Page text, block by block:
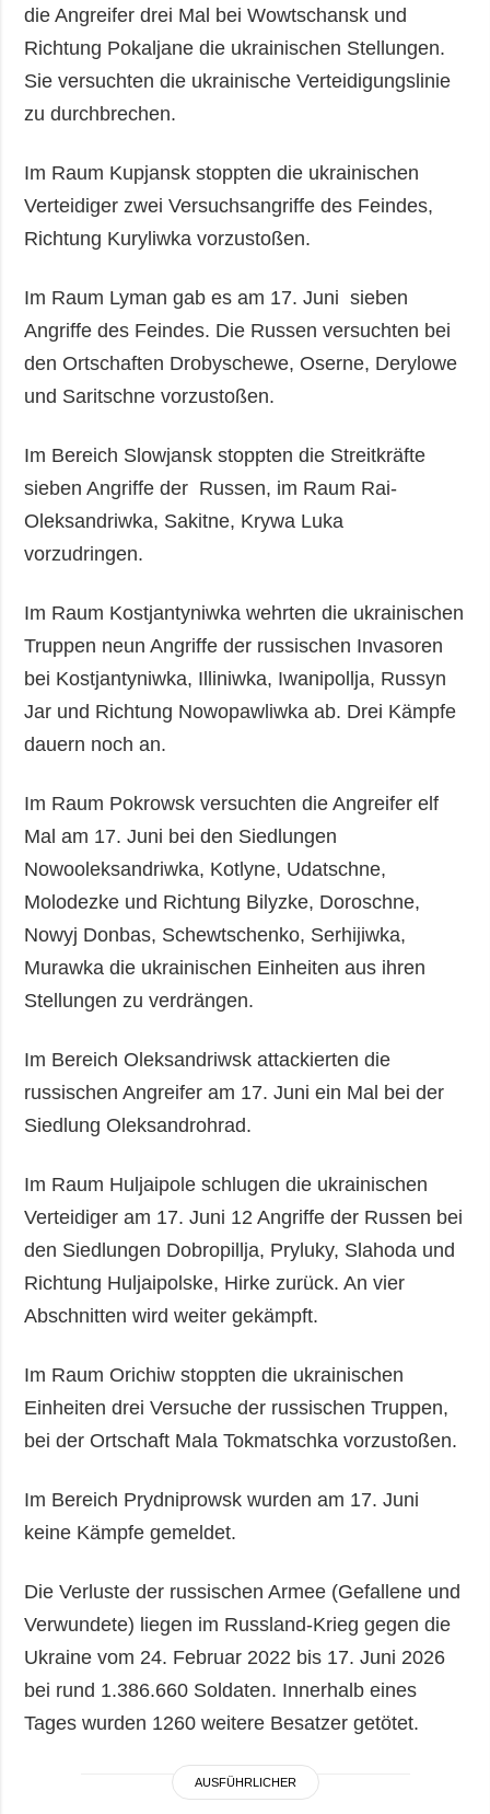
die Angreifer drei Mal bei Wowtschansk und
Richtung Pokaljane die ukrainischen Stellungen.
Sie versuchten die ukrainische Verteidigungslinie
zu durchbrechen.
Im Raum Kupjansk stoppten die ukrainischen
Verteidiger zwei Versuchsangriffe des Feindes,
Richtung Kuryliwka vorzustoßen.
Im Raum Lyman gab es am 17. Juni sieben
Angriffe des Feindes. Die Russen versuchten bei
den Ortschaften Drobyschewe, Oserne, Derylowe
und Saritschne vorzustoßen.
Im Bereich Slowjansk stoppten die Streitkräfte
sieben Angriffe der Russen, im Raum Rai-
Oleksandriwka, Sakitne, Krywa Luka
vorzudringen.
Im Raum Kostjantyniwka wehrten die ukrainischen
Truppen neun Angriffe der russischen Invasoren
bei Kostjantyniwka, Illiniwka, Iwanipollja, Russyn
Jar und Richtung Nowopawliwka ab. Drei Kämpfe
dauern noch an.
Im Raum Pokrowsk versuchten die Angreifer elf
Mal am 17. Juni bei den Siedlungen
Nowooleksandriwka, Kotlyne, Udatschne,
Molodezke und Richtung Bilyzke, Doroschne,
Nowyj Donbas, Schewtschenko, Serhijiwka,
Murawka die ukrainischen Einheiten aus ihren
Stellungen zu verdrängen.
Im Bereich Oleksandriwsk attackierten die
russischen Angreifer am 17. Juni ein Mal bei der
Siedlung Oleksandrohrad.
Im Raum Huljaipole schlugen die ukrainischen
Verteidiger am 17. Juni 12 Angriffe der Russen bei
den Siedlungen Dobropillja, Pryluky, Slahoda und
Richtung Huljaipolske, Hirke zurück. An vier
Abschnitten wird weiter gekämpft.
Im Raum Orichiw stoppten die ukrainischen
Einheiten drei Versuche der russischen Truppen,
bei der Ortschaft Mala Tokmatschka vorzustoßen.
Im Bereich Prydniprowsk wurden am 17. Juni
keine Kämpfe gemeldet.
Die Verluste der russischen Armee (Gefallene und
Verwundete) liegen im Russland-Krieg gegen die
Ukraine vom 24. Februar 2022 bis 17. Juni 2026
bei rund 1.386.660 Soldaten. Innerhalb eines
Tages wurden 1260 weitere Besatzer getötet.
AUSFÜHRLICHER